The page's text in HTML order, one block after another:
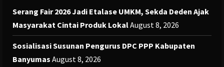
Serang Fair 2026 Jadi Etalase UMKM, Sekda Deden Ajak
Masyarakat Cintai Produk LokalAugust 8, 2026
Sosialisasi Susunan Pengurus DPC PPP Kabupaten
Banyumas August 8, 2026